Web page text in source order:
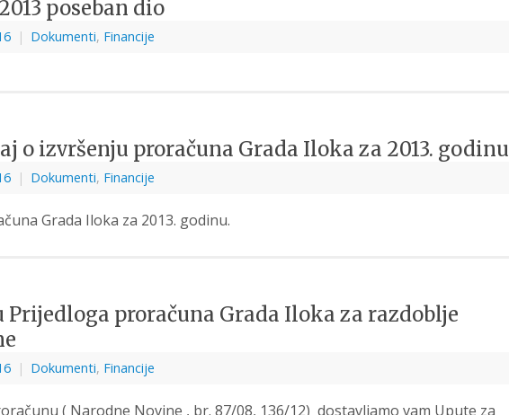
poseban dio
| Dokumenti, Financije
o izvršenju proračuna Grada Iloka za 2013. godinu
| Dokumenti, Financije
Grada Iloka za 2013. godinu.
Prijedloga proračuna Grada Iloka za razdoblje
| Dokumenti, Financije
( Narodne Novine , br. 87/08, 136/12) dostavljamo vam Upute za